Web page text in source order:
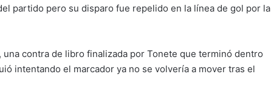
partido pero su disparo fue repelido en la línea de gol por la
contra de libro finalizada por Tonete que terminó dentro
intentando el marcador ya no se volvería a mover tras el